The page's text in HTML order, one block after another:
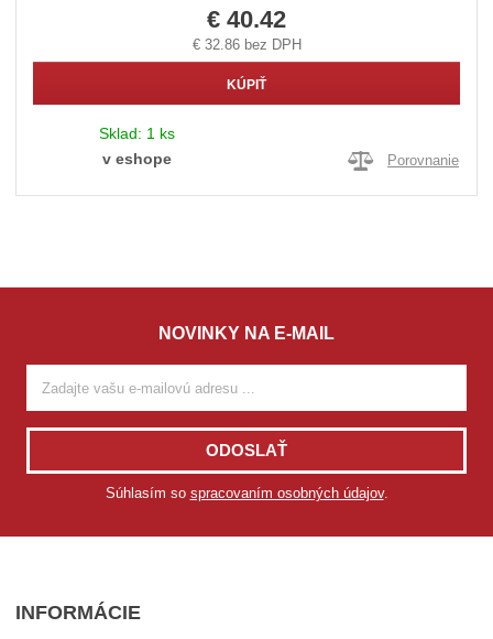
€ 40.42
€ 32.86 bez DPH
KÚPIŤ
Sklad: 1 ks
v eshope
Porovnanie
NOVINKY NA E-MAIL
ODOSLAŤ
Súhlasím so spracovaním osobných údajov.
INFORMÁCIE